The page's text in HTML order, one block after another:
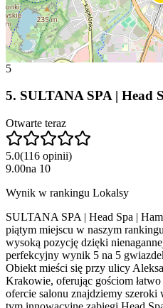
5
5. SULTANA SPA | Head
Otwarte teraz
5.0(116 opinii)
9.00na 10
Wynik w rankingu Lokalsy
SULTANA SPA | Head Spa |
piątym miejscu w naszym
wysoką pozycję dzięki
perfekcyjny wynik 5 na 5
Obiekt mieści się przy ulicy
Krakowie, oferując gościom
ofercie salonu znajdziemy szeroki